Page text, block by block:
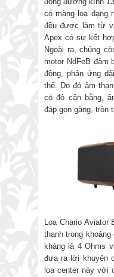
có màng loa dạng
đều được làm từ
Apex có sự kết
Ngoài ra, chúng
motor NdFeB đảm
động, phản ứng
thể. Do đó âm
có độ cân bằng,
đáp gọn gàng, tròn
Loa Chario
thanh trong
kháng là 4 Ohms
đưa ra lời khuyên
loa center này với